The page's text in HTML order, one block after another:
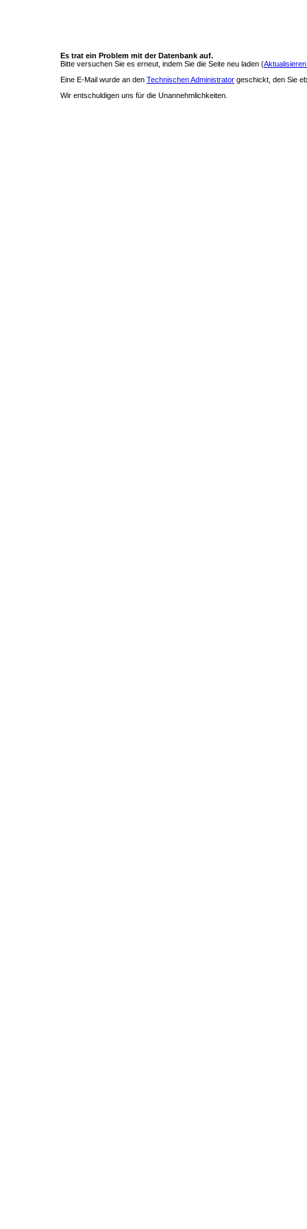
Es trat ein Problem mit der Datenbank auf.
Bitte versuchen Sie es erneut, indem Sie die Seite neu laden (
Eine E-Mail wurde an den Technischen Administrator geschickt, den Sie
Wir entschuldigen uns für die Unannehmlichkeiten.